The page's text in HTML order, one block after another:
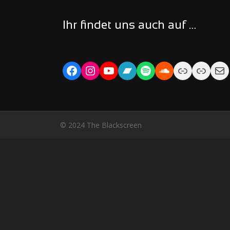
Ihr findet uns auch auf …
Facebook
Instagram
YouTube
Bandcamp
Spotify
Soundcloud
LinkLink
© 2024 The Blackscreen